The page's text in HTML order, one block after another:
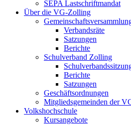
SEPA Lastschriftmandat
Über die VG-Zolling
Verbandsräte
Satzungen
Berichte
Schulverband Zolling
Berichte
Satzungen
Geschäftsordnungen
Mitgliedsgemeinden der
Volkshochschule
Kursangebote